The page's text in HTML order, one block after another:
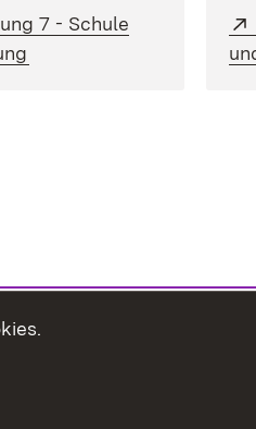
7 - Schule
(Öffnet in neuem Fenster)